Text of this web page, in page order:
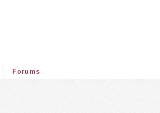
Forums